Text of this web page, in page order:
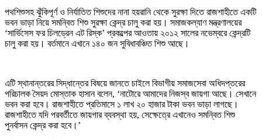
পথশিশুসহ ঝুঁকিপূর্ণ ও নির্যাতিত শিশুদের নানা হয়রানি থেকে সুরক্ষা দিতে রাজশাহীতে একটি
ভবন ভাড়া নিয়ে সমন্বিত শিশু সুরক্ষা কেন্দ্র চালু করা হয়। সমাজকল্যাণ মন্ত্রণালয়ের
‘সার্ভিসেস ফর চিলড্রেন এট রিস্ক’ প্রকল্পের আওতায় ২০১২ সালের নভেম্বরে কেন্দ্রটি
চালু করা হয়। বর্তমানে এখানে ১৪০ জন সুবিধাবঞ্চিত শিশু আছে।
এটি স্থানান্তরের সিদ্ধান্তের বিষয়ে জানতে চাইলে বিভাগীয় সমাজসেবা অধিদপ্তরের
পরিচালক সৈয়দ মোস্তাক হাসান বলেন, ‘নাটোরে আমাদের নিজস্ব জায়গা আছে। সেখানে
ভবন করা হবে। রাজশাহীতে প্রতিমাসে ১ লাখ ২০ হাজার টাকা ভবন ভাড়া লাগছে।
রাজশাহীতে যদি পরবর্তীতে জায়গার ব্যবস্থা হয়, সেক্ষেত্রে এখানেও সমন্বিত শিশু
পুনর্বাসন কেন্দ্র করা হবে।’